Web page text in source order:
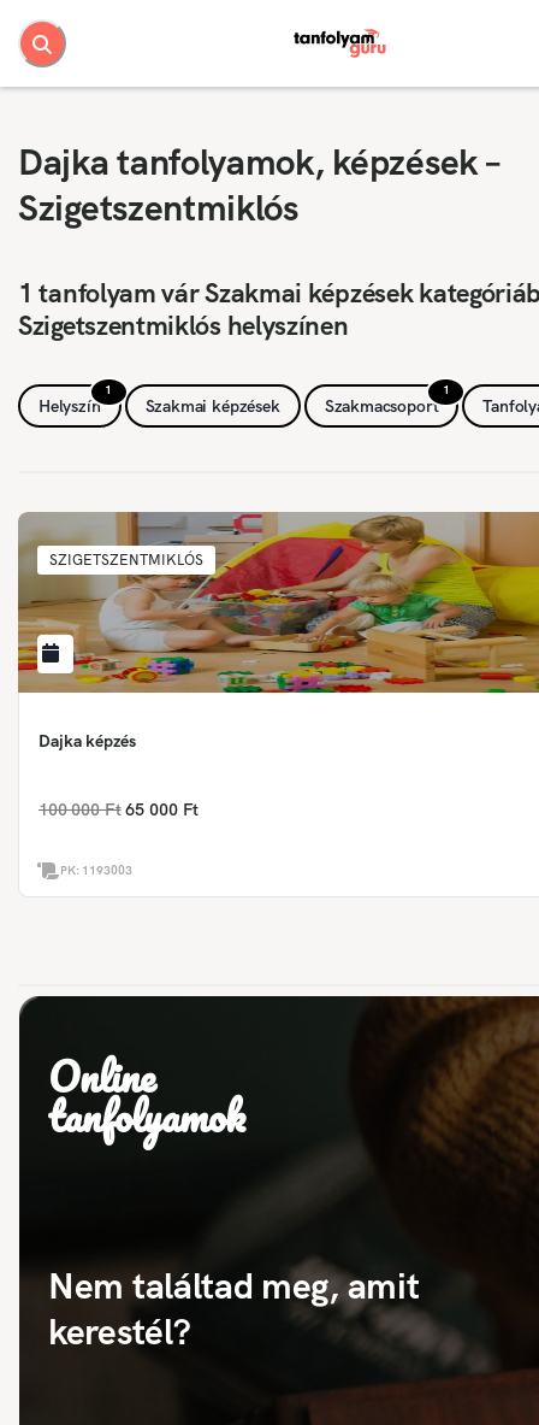
Dajka tanfolyamok, képzések –
Szigetszentmiklós
1 tanfolyam vár Szakmai képzések
Szigetszentmiklós helyszínen
1
Helyszín Szakmai képzések
1
Szakmacsoport
SZIGETSZENTMIKLÓS
Dajka képzés
100 000 Ft 65 000 Ft
PK: 1193003
Online
tanfolyamok
Nem találtad meg, amit
kerestél?